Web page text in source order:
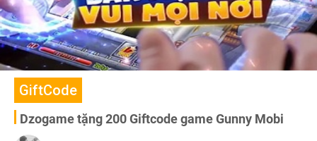
GiftCode
Dzogame tặng 200 Giftcode game Gunny Mobi